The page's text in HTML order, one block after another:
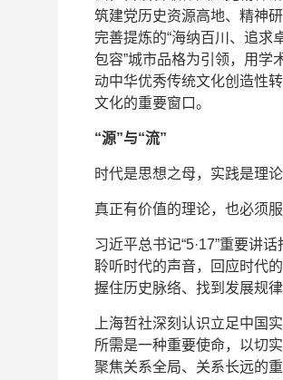
筑建党历史资源高地、精神
完善提炼的“海纳百川、追求
包容”城市品格为引领，用学
动中华优秀传统文化创造性
文化的重要窗口。
“源”与“流”
时代是思想之母，实践是理
真正有价值的理论，也必须
习近平总书记“5·17”重要讲
聆听时代的声音，回应时代
握住历史脉络、找到发展规
上海哲社深刻认识立足中国
所需是一种重要使命，以切
聚焦关系全局、关系长远的